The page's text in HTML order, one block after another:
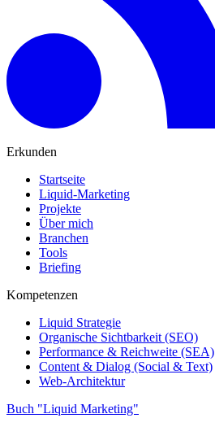
Erkunden
Startseite
Liquid-Marketing
Projekte
Über mich
Branchen
Tools
Briefing
Kompetenzen
Liquid Strategie
Organische Sichtbarkeit (SEO)
Performance & Reichweite (SEA)
Content & Dialog (Social & Text)
Web-Architektur
Buch "Liquid Marketing"